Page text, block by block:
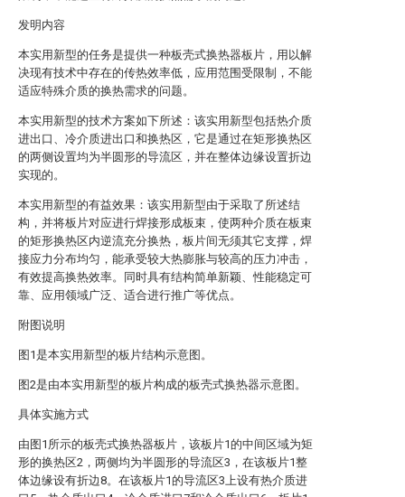
发明内容
本实用新型的任务是提供一种板壳式换热器板片，用以解
决现有技术中存在的传热效率低，应用范围受限制，不能
适应特殊介质的换热需求的问题。
本实用新型的技术方案如下所述：该实用新型包括热介质
进出口、冷介质进出口和换热区，它是通过在矩形换热区
的两侧设置均为半圆形的导流区，并在整体边缘设置折边
实现的。
本实用新型的有益效果：该实用新型由于采取了所述结
构，并将板片对应进行焊接形成板束，使两种介质在板束
的矩形换热区内逆流充分换热，板片间无须其它支撑，焊
接应力分布均匀，能承受较大热膨胀与较高的压力冲击，
有效提高换热效率。同时具有结构简单新颖、性能稳定可
靠、应用领域广泛、适合进行推广等优点。
附图说明
图1是本实用新型的板片结构示意图。
图2是由本实用新型的板片构成的板壳式换热器示意图。
具体实施方式
由图1所示的板壳式换热器板片，该板片1的中间区域为矩
形的换热区2，两侧均为半圆形的导流区3，在该板片1整
体边缘设有折边8。在该板片1的导流区3上设有热介质进